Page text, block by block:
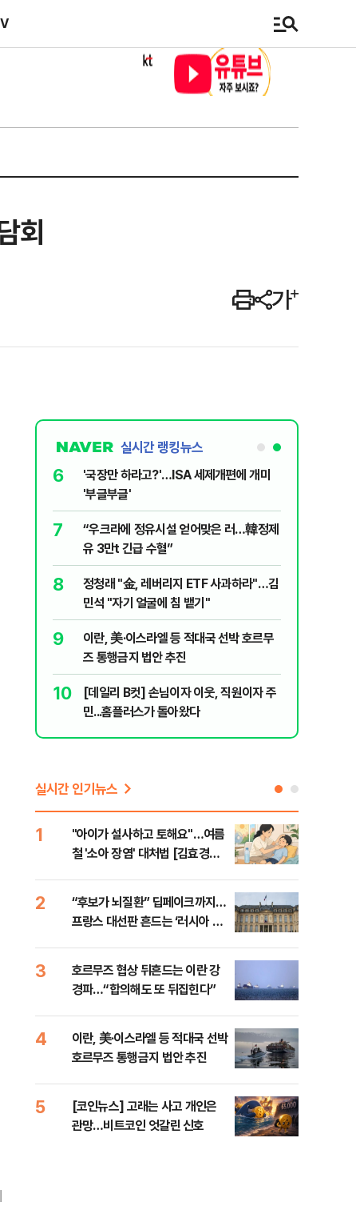
회
실시간 랭킹뉴스
서 구렁
경고한
자…與
"
과 1년
당…추
6
'국장만 하라고?'…ISA 세제개편에 개미
'부글부글'
7
“우크라에 정유시설 얻어맞은 러…韓정제
유 3만t 긴급 수혈”
8
정청래 "金, 레버리지 ETF 사과하라"…김
민석 "자기 얼굴에 침 뱉기"
9
이란, 美·이스라엘 등 적대국 선박 호르무
즈 통행금지 법안 추진
10
[데일리 B컷] 손님이자 이웃, 직원이자 주
민...홈플러스가 돌아왔다
실시간 인기뉴스
1
"아이가 설사하고 토해요"…여름
철 '소아 장염' 대처법 [김효경의
2
“후보가 뇌질환” 딥페이크까지…
프랑스 대선판 흔드는 ‘러시아 검
3
호르무즈 협상 뒤흔드는 이란 강
경파…“합의해도 또 뒤집힌다”
4
이란, 美·이스라엘 등 적대국 선박
호르무즈 통행금지 법안 추진
5
[코인뉴스] 고래는 사고 개인은
관망…비트코인 엇갈린 신호